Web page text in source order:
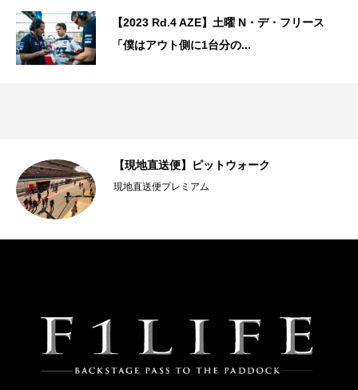
【2023 Rd.4 AZE】土曜 N・デ・フリース
「僕はアウト側に1台分の...
【現地直送便】ピットウォーク
現地直送便プレミアム